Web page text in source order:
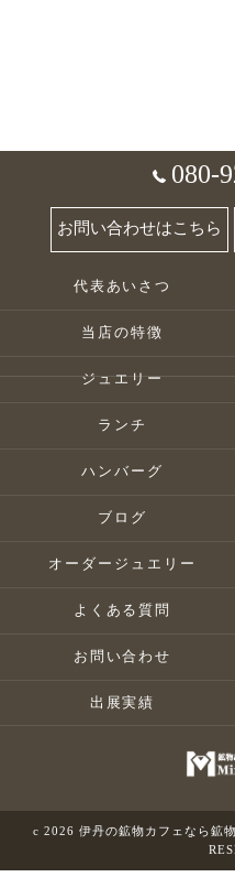
080-
お問い合わせはこちら
代表あいさつ
当店の特徴
ジュエリー
ランチ
ハンバーグ
ブログ
オーダージュエリー
よくある質問
お問い合わせ
出展実績
c 2026 伊丹の鉱物カフェなら鉱